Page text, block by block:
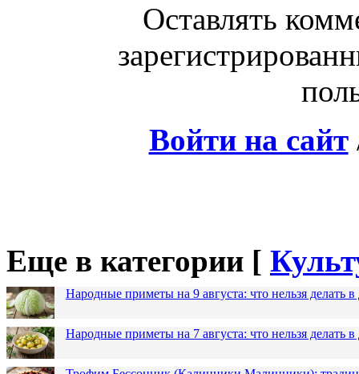
Оставлять
Войти на сайт
Еще в категории [
Народные приметы на 9 августа: что нельзя делать
Народные приметы на 7 августа: что нельзя делать